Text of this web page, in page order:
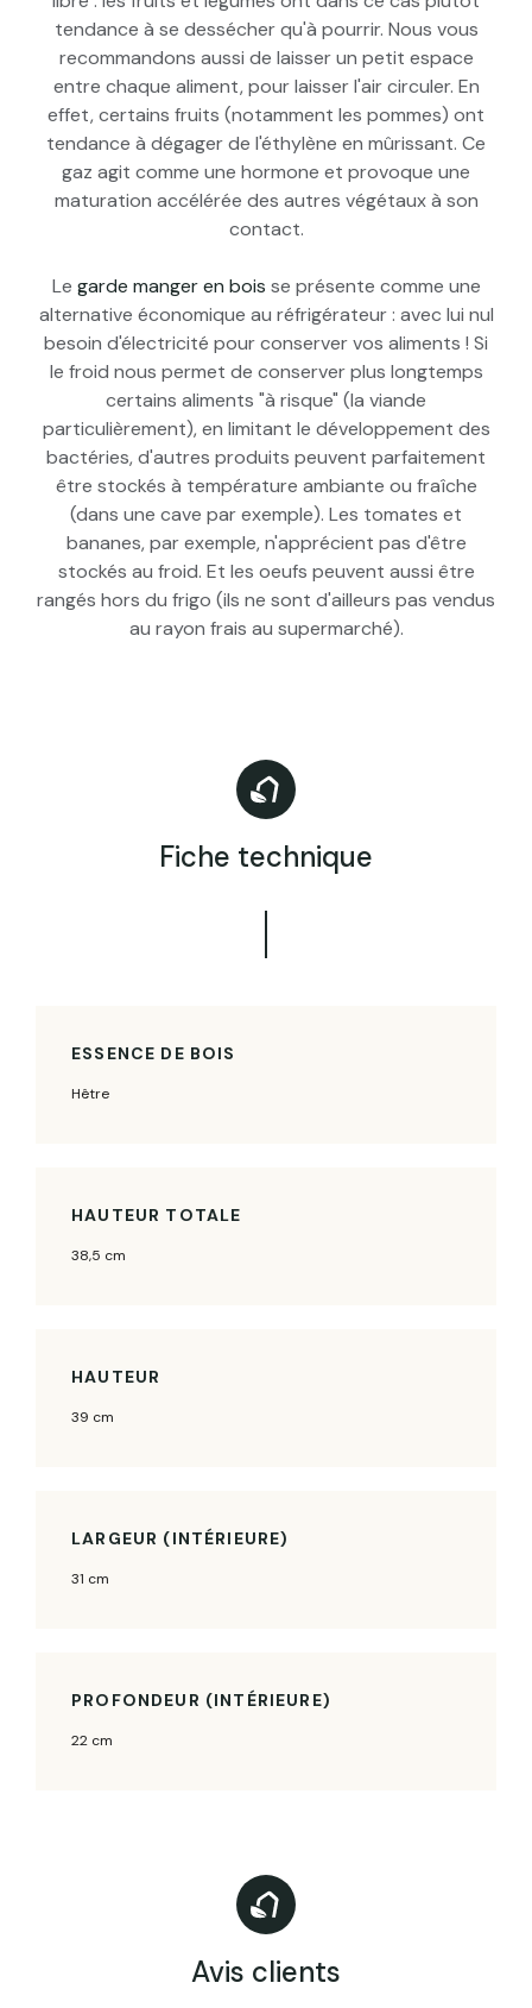
tendance à se dessécher qu'à pourrir. Nous vous
recommandons aussi de laisser un petit espace
entre chaque aliment, pour laisser l'air circuler. En
effet, certains fruits (notamment les pommes) ont
tendance à dégager de l'éthylène en mûrissant. Ce
gaz agit comme une hormone et provoque une
maturation accélérée des autres végétaux à son
contact.
Le garde manger en bois se présente comme une
alternative économique au réfrigérateur : avec lui nul
besoin d'électricité pour conserver vos aliments ! Si
le froid nous permet de conserver plus longtemps
certains aliments "à risque" (la viande
particulièrement), en limitant le développement des
bactéries, d'autres produits peuvent parfaitement
être stockés à température ambiante ou fraîche
(dans une cave par exemple). Les tomates et
bananes, par exemple, n'apprécient pas d'être
stockés au froid. Et les oeufs peuvent aussi être
rangés hors du frigo (ils ne sont d'ailleurs pas vendus
au rayon frais au supermarché).
Fiche technique
ESSENCE DE BOIS
Hêtre
HAUTEUR TOTALE
38,5 cm
HAUTEUR
39 cm
LARGEUR (INTÉRIEURE)
31 cm
PROFONDEUR (INTÉRIEURE)
22 cm
Avis clients